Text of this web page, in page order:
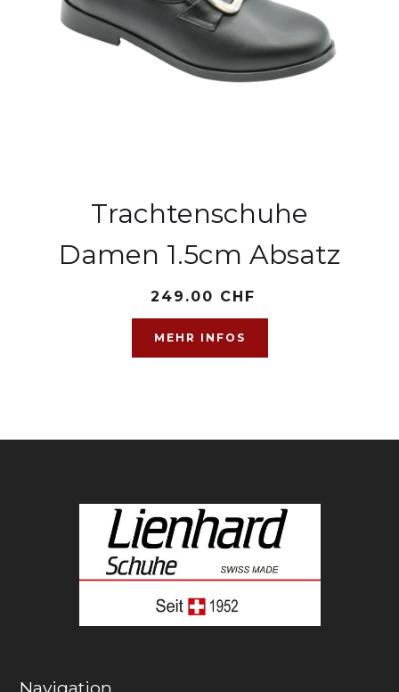
Trachtenschuhe
Damen 1.5cm Absatz
249.00 CHF
MEHR INFOS